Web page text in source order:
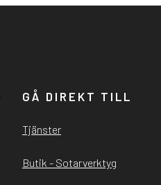
GÅ DIREKT TILL
Tjänster
Butik - Sotarverktyg